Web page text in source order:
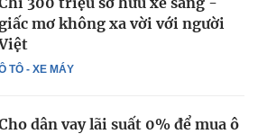
TÔ - XE MÁY
mơ không xa vời với người
dân vay lãi suất 0% để mua ô